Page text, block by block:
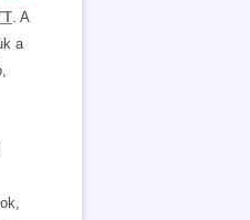
. A
a